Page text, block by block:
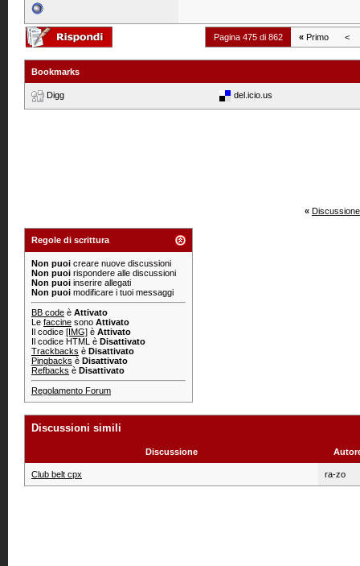
Pagina 475 di 862 « Primo <
Bookmarks
Digg del.icio.us
«
Regole di scrittura
Non puoi creare nuove discussioni
Non puoi rispondere alle discussioni
Non puoi inserire allegati
Non puoi modificare i tuoi messaggi
BB code è Attivato
Le faccine sono Attivato
Il codice [IMG] è Attivato
Il codice HTML è Disattivato
Trackbacks è Disattivato
Pingbacks è Disattivato
Refbacks è Disattivato
Regolamento Forum
Discussioni simili
Discussione
Club belt cpx ra-zo